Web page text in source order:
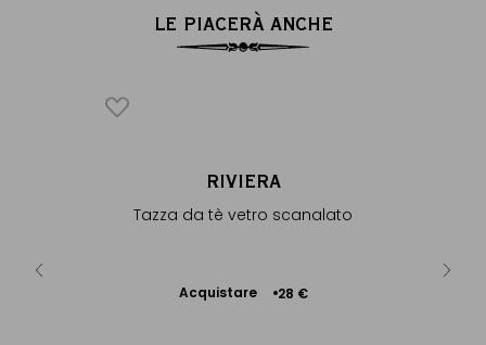
LE PIACERÀ ANCHE
RIVIERA
Tazza da tè vetro scanalato
Acquistare 28 €
Aggiungere